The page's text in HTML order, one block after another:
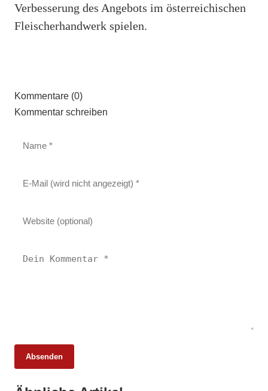
Verbesserung des Angebots im österreichischen
Fleischerhandwerk spielen.
Kommentare (0)
Kommentar schreiben
Absenden